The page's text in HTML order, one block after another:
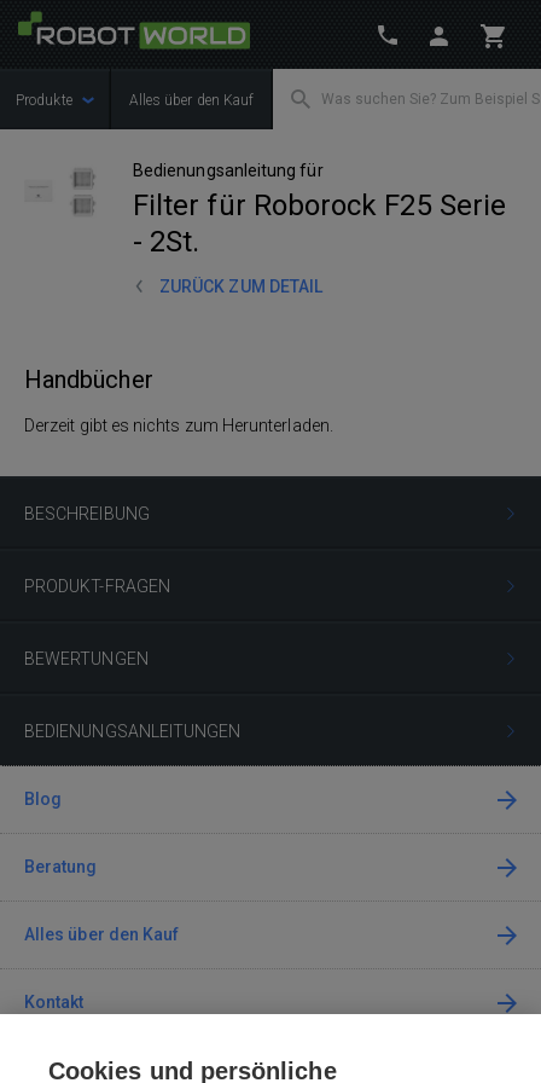
Produkte Alles über den Kauf
Bedienungsanleitung für
Filter für Roborock F25 Serie
- 2St.
ZURÜCK ZUM DETAIL
BESCHREIBUNG
PRODUKT-FRAGEN
BEWERTUNGEN
BEDIENUNGSANLEITUNGEN
Handbücher
Derzeit gibt es nichts zum Herunterladen.
Blog
Beratung
Alles über den Kauf
Kontakt
Cookies und persönliche